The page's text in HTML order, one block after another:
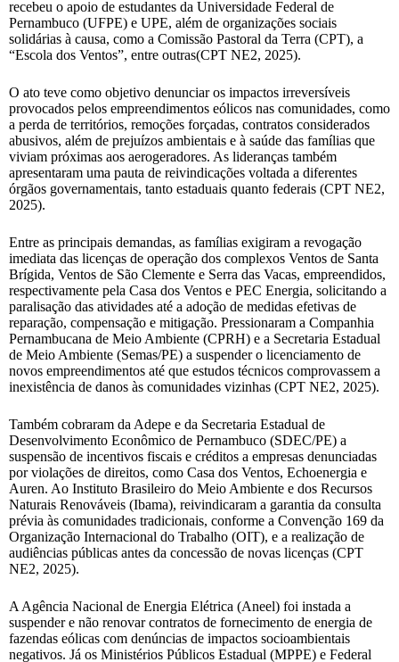
recebeu o apoio de estudantes da Universidade Federal de
Pernambuco (UFPE) e UPE, além de organizações sociais
solidárias à causa, como a Comissão Pastoral da Terra (CPT), a
“Escola dos Ventos”, entre outras(CPT NE2, 2025).
O ato teve como objetivo denunciar os impactos irreversíveis
provocados pelos empreendimentos eólicos nas comunidades, como
a perda de territórios, remoções forçadas, contratos considerados
abusivos, além de prejuízos ambientais e à saúde das famílias que
viviam próximas aos aerogeradores. As lideranças também
apresentaram uma pauta de reivindicações voltada a diferentes
órgãos governamentais, tanto estaduais quanto federais (CPT NE2,
2025).
Entre as principais demandas, as famílias exigiram a revogação
imediata das licenças de operação dos complexos Ventos de Santa
Brígida, Ventos de São Clemente e Serra das Vacas, empreendidos,
respectivamente pela Casa dos Ventos e PEC Energia, solicitando a
paralisação das atividades até a adoção de medidas efetivas de
reparação, compensação e mitigação. Pressionaram a Companhia
Pernambucana de Meio Ambiente (CPRH) e a Secretaria Estadual
de Meio Ambiente (Semas/PE) a suspender o licenciamento de
novos empreendimentos até que estudos técnicos comprovassem a
inexistência de danos às comunidades vizinhas (CPT NE2, 2025).
Também cobraram da Adepe e da Secretaria Estadual de
Desenvolvimento Econômico de Pernambuco (SDEC/PE) a
suspensão de incentivos fiscais e créditos a empresas denunciadas
por violações de direitos, como Casa dos Ventos, Echoenergia e
Auren. Ao Instituto Brasileiro do Meio Ambiente e dos Recursos
Naturais Renováveis (Ibama), reivindicaram a garantia da consulta
prévia às comunidades tradicionais, conforme a Convenção 169 da
Organização Internacional do Trabalho (OIT), e a realização de
audiências públicas antes da concessão de novas licenças (CPT
NE2, 2025).
A Agência Nacional de Energia Elétrica (Aneel) foi instada a
suspender e não renovar contratos de fornecimento de energia de
fazendas eólicas com denúncias de impactos socioambientais
negativos. Já os Ministérios Públicos Estadual (MPPE) e Federal